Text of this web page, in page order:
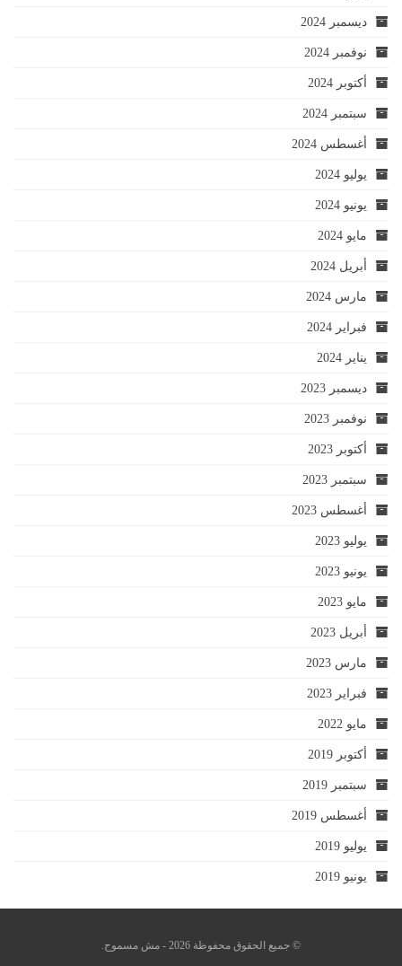
ديسمبر 2024
نوفمبر 2024
أكتوبر 2024
سبتمبر 2024
أغسطس 2024
يوليو 2024
يونيو 2024
مايو 2024
أبريل 2024
مارس 2024
فبراير 2024
يناير 2024
ديسمبر 2023
نوفمبر 2023
أكتوبر 2023
سبتمبر 2023
أغسطس 2023
يوليو 2023
يونيو 2023
مايو 2023
أبريل 2023
مارس 2023
فبراير 2023
مايو 2022
أكتوبر 2019
سبتمبر 2019
أغسطس 2019
يوليو 2019
يونيو 2019
© جميع الحقوق محفوظة 2026 - مش مسموح.